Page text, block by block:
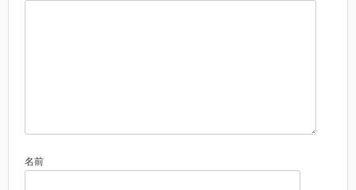
名前